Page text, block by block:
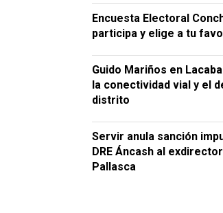
Encuesta Electoral
participa y elige a tu
Guido Mariños en
la conectividad vial y el
distrito
Servir anula sanción
DRE Áncash al
Pallasca